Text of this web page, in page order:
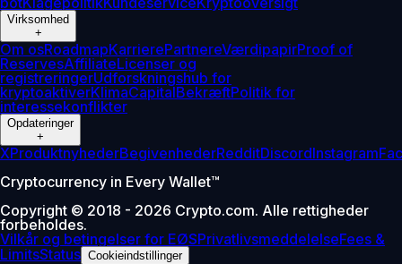
Virksomhed
+
Om osRoadmapKarrierePartnereVærdipapirProof of
ReservesAffiliateLicenser og
registreringerUdforskningshub for
kryptoaktiverKlimaCapitalBekræftPolitik for
interessekonflikter
Opdateringer
+
XProduktnyhederBegivenhederRedditDiscordInstagram
Cryptocurrency in Every Wallet™
Copyright © 2018 - 2026 Crypto.com. Alle rettigheder
forbeholdes.
Vilkår og betingelser for EØSPrivatlivsmeddelelseFees &
LimitsStatus Cookieindstillinger